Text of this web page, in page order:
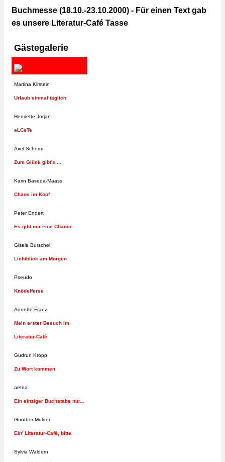
Buchmesse (18.10.-23.10.2000) - Für einen Text gab
es unsere Literatur-Café Tasse
Gästegalerie
Martina Kirstein
Urlaub einmal täglich
Henriette Jorjan
eLCeTe
Axel Scherm
Zum Glück gibt's ...
Karin Baseda-Maass
Chaos im Kopf
Peter Endert
Es gibt nur eine Chance
Gisela Burschel
Lichtblick am Morgen
Pseudo
Knödelferse
Annette Franz
Mein erster Besuch im
Literatur-Café
Gudrun Kropp
Zu Wort kommen
aetna
Ein einziger Buchstabe nur...
Günther Mulder
Ein' Literatur-Café, bitte.
Sylvia Waldern